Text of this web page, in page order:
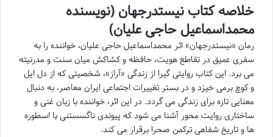
خلاصه کتاب نیستدرجهان (نویسنده
محمداسماعیل حاجی علیان)
رمان «نیستدرجهان» اثر محمداسماعیل حاجی علیان، خواننده را به
سفری عمیق در تقاطع هویت، حافظه و کشاکش میان سنت و مدرنیته
می برد. این کتاب روایتی گیرا از زندگی «آراز»، شخصیتی که از دل ایل
و کوچ برمی خیزد و در بستر تغییرات اجتماعی ایران معاصر، به دنبال
معنایی تازه برای زندگی می گردد. در این اثر، خواننده با زبان غنی و
ساختاری روایت محور آشنا می شود که پیوندی ناگسستنی با اسطوره
ها و تاریخ شفاهی ترکمن صحرا برقرار می کند.